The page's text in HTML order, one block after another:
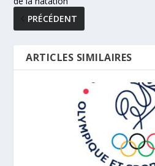
PRÉCÉDENT
ARTICLES SIMILAIRES